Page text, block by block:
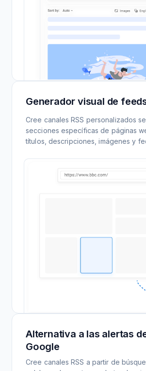
Generador visual de
Cree canales RSS personalizados
secciones específicas de páginas
títulos, descripciones, imágenes y
Alternativa a las alertas
Google
Cree canales RSS a partir de